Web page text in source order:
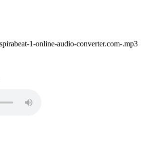
1-online-audio-converter.com-.mp3